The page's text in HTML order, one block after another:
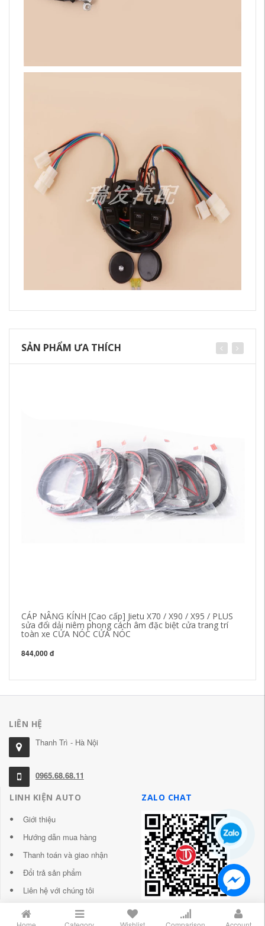
SẢN PHẨM ƯA THÍCH
CÁP NÂNG KÍNH [Cao cấp] Jietu X70 / X90 / X95 / PLUS
sửa đổi dải niêm phong cách âm đặc biệt cửa trang trí
toàn xe CỬA NÓC CỬA NÓC
844,000 đ
LIÊN HỆ
Thanh Trì - Hà Nội
0965.68.68.11
LINH KIỆN AUTO
Giới thiệu
Hướng dẫn mua hàng
Thanh toán và giao nhận
Đổi trả sản phẩm
Liên hệ với chúng tôi
ZALO CHAT